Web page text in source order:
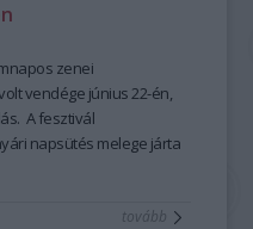
zenei
vendége június 22-én,
A fesztivál
napsütés melege járta
tovább